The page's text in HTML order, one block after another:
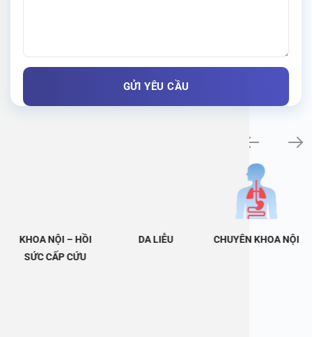
KHOA NỘI – HỒI
SỨC CẤP CỨU
DA LIỄU CHUYÊN KHOA NỘI